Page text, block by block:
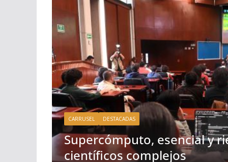
CARRUSEL DESTACADAS MEDIO AMBIENTE
Presidenta presenta
Reforestación 2026; se
árboles y plantas
5 de agosto de 2026 redaccion